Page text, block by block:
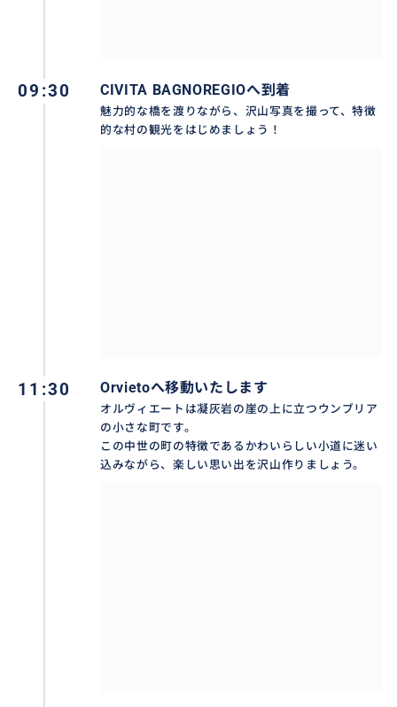
▼[ローマ発] ポンペイ遺跡日帰りチャーター
▼[THE MALL OUTLET] ザモールアウトレット1日☼送
迎 日帰りツアー https://travel.buyma.com/service/a
030101/ic010102190915000002/
09:30 CIVITA BAGNOREGIOへ到着
魅力的な橋を渡りながら、沢山写真を撮って、特徴
的な村の観光をはじめましょう！
11:30 Orvietoへ移動いたします
オルヴィエートは凝灰岩の崖の上に立つウンブリア
の小さな町です。
この中世の町の特徴であるかわいらしい小道に迷い
込みながら、楽しい思い出を沢山作りましょう。